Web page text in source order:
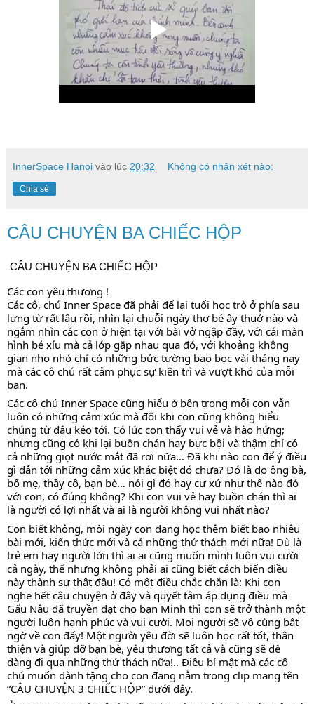
InnerSpace Hanoi vào lúc 20:32 Không có nhận xét nào:
Chia sẻ
CÂU CHUYỆN BA CHIẾC HỘP
CÂU CHUYỆN BA CHIẾC HỘP
Các con yêu thương !
Các cô, chú Inner Space đã phải để lại tuổi học trò ở phía sau
lưng từ rất lâu rồi, nhìn lại chuỗi ngày thơ bé ấy thuở nào và
ngắm nhìn các con ở hiện tại với bài vở ngập đầy, với cái màn
hình bé xíu mà cả lớp gặp nhau qua đó, với khoảng không
gian nho nhỏ chỉ có những bức tường bao bọc vài tháng nay
mà các cô chú rất cảm phục sự kiên trì và vượt khó của mỗi
bạn.
Các cô chú Inner Space cũng hiểu ở bên trong mỗi con vẫn
luôn có những cảm xúc mà đôi khi con cũng không hiểu
chúng từ đâu kéo tới. Có lúc con thấy vui vẻ và hào hứng;
nhưng cũng có khi lại buồn chán hay bực bội và thậm chí có
cả những giọt nước mắt đã rơi nữa… Đã khi nào con để ý điều
gì dẫn tới những cảm xúc khác biệt đó chưa? Đó là do ông bà,
bố mẹ, thầy cô, bạn bè… nói gì đó hay cư xử như thế nào đó
với con, có đúng không? Khi con vui vẻ hay buồn chán thì ai
là người có lợi nhất và ai là người không vui nhất nào?
Con biết không, mỗi ngày con đang học thêm biết bao nhiêu
bài mới, kiến thức mới và cả những thử thách mới nữa! Dù là
trẻ em hay người lớn thì ai ai cũng muốn mình luôn vui cười
cả ngày, thế nhưng không phải ai cũng biết cách biến điều
này thành sự thật đâu! Có một điều chắc chắn là: Khi con
nghe hết câu chuyện ở đây và quyết tâm áp dụng điều mà
Gấu Nâu đã truyền đạt cho bạn Minh thì con sẽ trở thành một
người luôn hạnh phúc và vui cười. Mọi người sẽ vô cùng bất
ngờ về con đấy! Một người yêu đời sẽ luôn học rất tốt, thân
thiện và giúp đỡ bạn bè, yêu thương tất cả và cũng sẽ dễ
dàng đi qua những thử thách nữa!.. Điều bí mật mà các cô
chú muốn dành tặng cho con đang nằm trong clip mang tên
“CÂU CHUYỆN 3 CHIẾC HỘP” dưới đây.